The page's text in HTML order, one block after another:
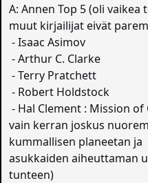
A: Annen Top 5 (oli
muut kirjailijat eivät
- Isaac Asimov
- Arthur C. Clarke
- Terry Pratchett
- Robert Holdstock
- Hal Clement : Mission
vain kerran joskus
kummallisen planeetan
asukkaiden aiheuttaman
tunteen)